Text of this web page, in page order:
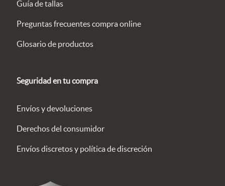
Guía de tallas
Preguntas frecuentes compra online
Glosario de productos
Seguridad en tu compra
Envíos y devoluciones
Derechos del consumidor
Envíos discretos y política de discreción